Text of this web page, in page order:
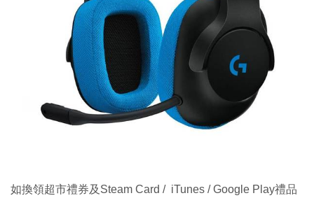
如換領超市禮券及Steam Card / iTunes / Google Play禮品